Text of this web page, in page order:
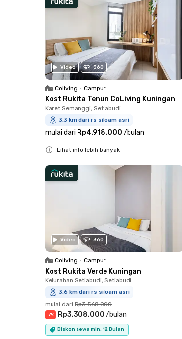
Video 360
Coliving • Campur
Kost Rukita Tenun CoLiving Kuningan
Karet Semanggi, Setiabudi
3.3 km dari rs siloam asri
mulai dari Rp4.918.000 /bulan
Lihat info lebih banyak
Video 360
Coliving • Campur
Kost Rukita Verde Kuningan
Kelurahan Setiabudi, Setiabudi
3.6 km dari rs siloam asri
mulai dari Rp3.568.000
-7% Rp3.308.000 /bulan
Diskon sewa min. 12 Bulan